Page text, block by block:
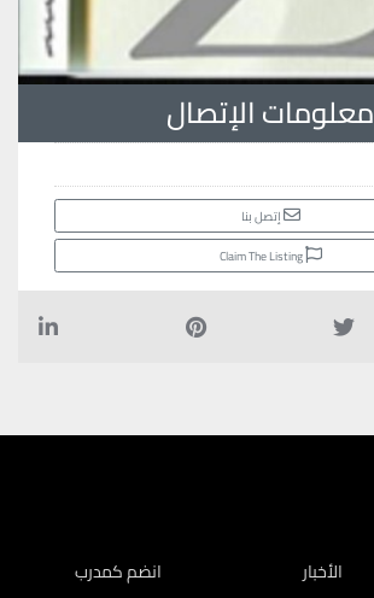
معلومات الإتصال
إتصل بنا
Claim The Listing
الأخبار انضم كمدرب